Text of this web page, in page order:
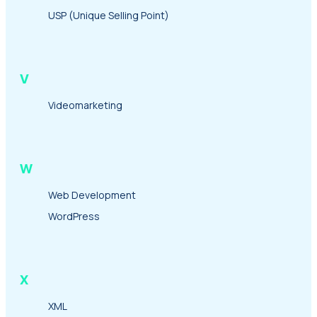
En goede techniek blijft werken, ook nadat de
USP (Unique Selling Point)
V
Videomarketing
W
Web Development
WordPress
X
XML